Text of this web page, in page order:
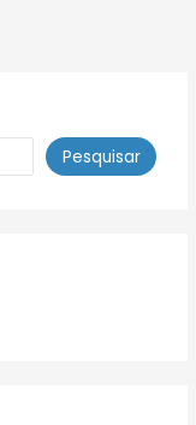
Pesquisar